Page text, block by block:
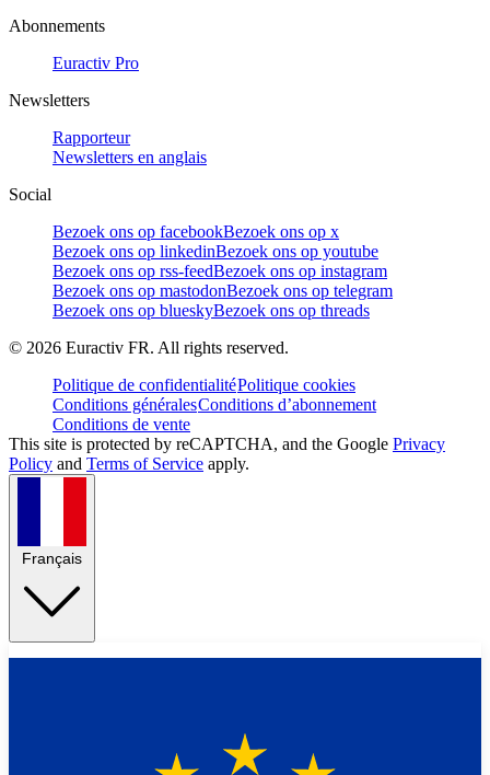
Abonnements
Euractiv Pro
Newsletters
Rapporteur
Newsletters en anglais
Social
Bezoek ons op facebookBezoek ons op x
Bezoek ons op linkedinBezoek ons op youtube
Bezoek ons op rss-feedBezoek ons op instagram
Bezoek ons op mastodonBezoek ons op telegram
Bezoek ons op blueskyBezoek ons op threads
© 2026 Euractiv FR. All rights reserved.
Politique de confidentialitéPolitique cookies
Conditions généralesConditions d’abonnement
Conditions de vente
This site is protected by reCAPTCHA, and the Google Privacy
Policy and Terms of Service apply.
Français